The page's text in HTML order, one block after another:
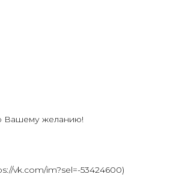
Вашему желанию!
vk.com/im?sel=-53424600)